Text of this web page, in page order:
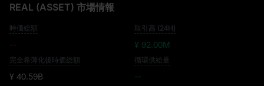
REAL (ASSET) 市場情報
時価総額
--
取引高 (24H)
¥ 92.00M
完全希薄化後時価総額
¥ 40.59B
循環供給量
--